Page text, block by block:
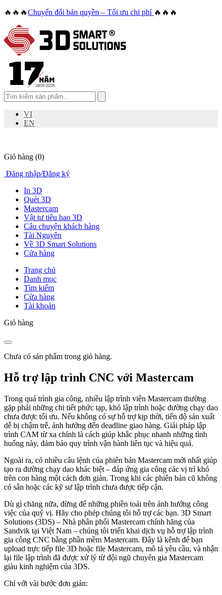
🔥🔥🔥Chuyển đổi bản quyền – Tối ưu chi phí 🔥🔥🔥
VI
EN
Giỏ hàng (0)
Đăng nhập/Đăng ký
In 3D
Quét 3D
Mastercam
Vật tư tiêu hao 3D
Câu chuyện khách hàng
Tài Nguyên
Về 3D Smart Solutions
Cửa hàng
Trang chủ
Danh mục
Tìm kiếm
Cửa hàng
Tài khoản
Giỏ hàng
Chưa có sản phẩm trong giỏ hàng.
Hỗ trợ lập trình CNC với Mastercam
Trong quá trình gia công, nhiều lập trình viên Mastercam thường
gặp phải những chi tiết phức tạp, khó lập trình hoặc đường chạy dao
chưa được tối ưu. Nếu không có sự hỗ trợ kịp thời, tiến độ sản xuất
dễ bị chậm trễ, ảnh hưởng đến deadline giao hàng. Giải pháp lập
trình CAM từ xa chính là cách giúp khắc phục nhanh những tình
huống này, đảm bảo quy trình vận hành liên tục và hiệu quả.
Ngoài ra, có nhiều câu lệnh của phiên bản Mastercam mới nhất giúp
tạo ra đường chạy dao khác biệt – đáp ứng gia công các vị trí khó
trên con hàng một cách đơn giản. Trong khi các phiên bản cũ không
có sẵn hoặc các kỹ sư lập trình chưa được tiếp cận.
Dù gì chăng nữa, đừng để những phiền toái trên ảnh hưởng công
việc của quý vị. Hãy cho phép chúng tôi hỗ trợ các bạn. 3D Smart
Solutions (3DS) – Nhà phân phối Mastercam chính hãng của
Sandvik tại Việt Nam – chúng tôi triển khai dịch vụ hỗ trợ lập trình
gia công CNC bằng phần mềm Mastercam. Đây là kênh để bạn
upload trực tiếp file 3D hoặc file Mastercam, mô tả yêu cầu, và nhận
lại file lập trình đã được xử lý từ đội ngũ chuyên gia Mastercam
giàu kinh nghiệm của 3DS.
Chỉ với vài bước đơn giản: